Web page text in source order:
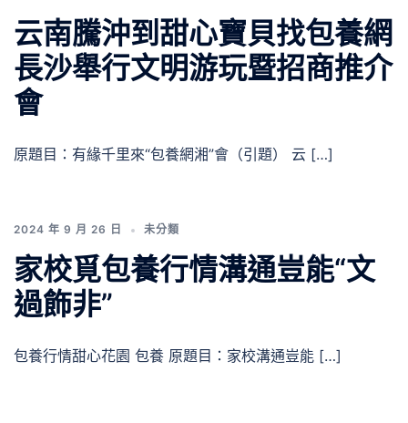
云南騰沖到甜心寶貝找包養網
長沙舉行文明游玩暨招商推介
會
原題目：有緣千里來“包養網湘”會（引題） 云 […]
2024 年 9 月 26 日 未分類
家校覓包養行情溝通豈能“文
過飾非”
包養行情甜心花園 包養 原題目：家校溝通豈能 […]